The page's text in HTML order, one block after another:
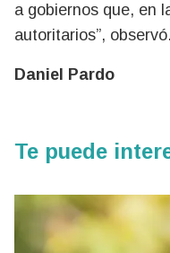
a gobiernos que, en
autoritarios”, observó.
Daniel Pardo
Te puede